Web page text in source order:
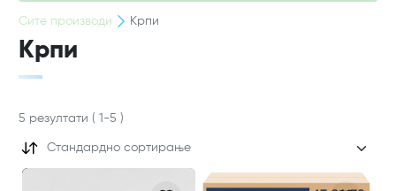
Сите производи Крпи
Крпи
5 резултати ( 1 -5 )
Стандардно сортирање